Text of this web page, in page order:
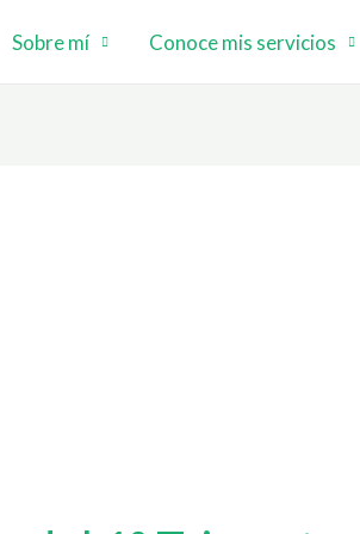
Sobre mí Conoce mis servicios